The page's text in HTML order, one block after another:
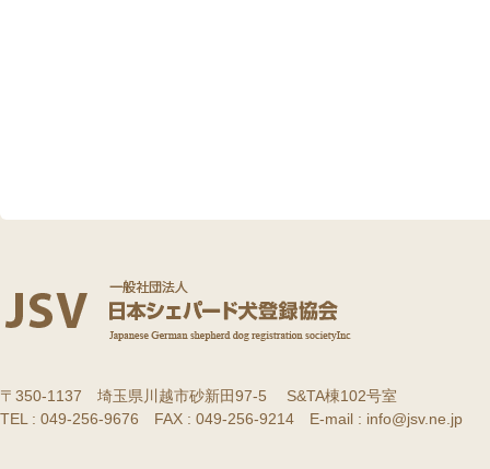
〒350-1137 埼玉県川越市砂新田97-5 S&TA棟102号室
TEL : 049-256-9676 FAX : 049-256-9214 E-mail : info@jsv.ne.jp